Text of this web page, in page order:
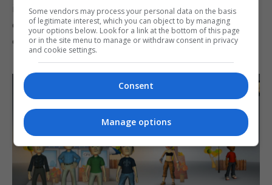
impressão do novo console da Nintendo, o NX. Em
entrevista, o executivo se mostrou entusiasmado
com a nova plataforma e avisou ao mundo que…
Some vendors may process your personal data on the basis
of legitimate interest, which you can object to by managing
your options below. Look for a link at the bottom of this page
or in the site menu to manage or withdraw consent in privacy
and cookie settings.
Consent
Manage options